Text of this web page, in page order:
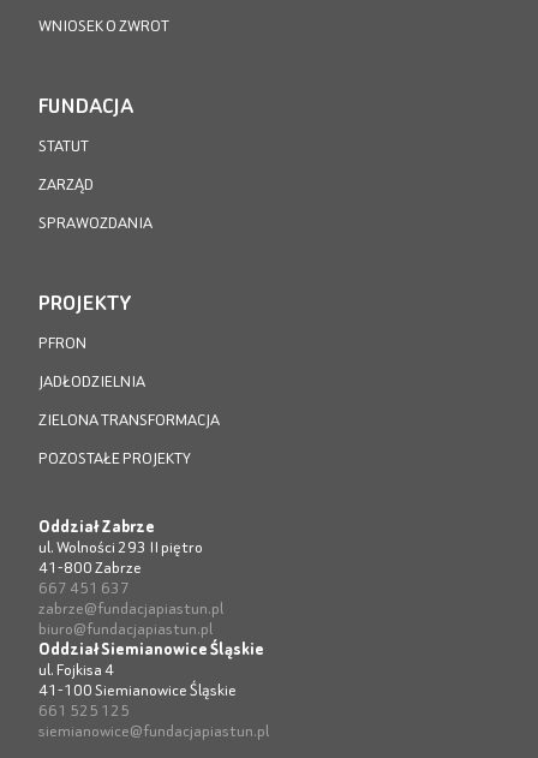
WNIOSEK O ZWROT
FUNDACJA
STATUT
ZARZĄD
SPRAWOZDANIA
PROJEKTY
PFRON
JADŁODZIELNIA
ZIELONA TRANSFORMACJA
POZOSTAŁE PROJEKTY
Oddział Zabrze
ul. Wolności 293 II piętro
41-800 Zabrze
667 451 637
zabrze@fundacjapiastun.pl
biuro@fundacjapiastun.pl
Oddział Siemianowice Śląskie
ul. Fojkisa 4
41-100 Siemianowice Śląskie
661 525 125
siemianowice@fundacjapiastun.pl